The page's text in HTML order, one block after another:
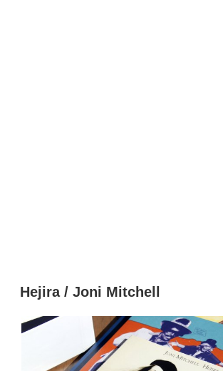
Hejira / Joni Mitchell